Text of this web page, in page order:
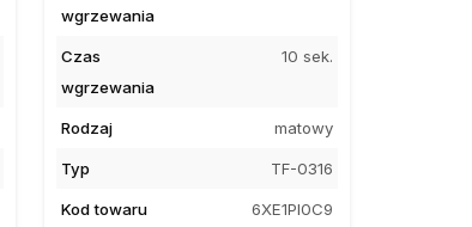
wgrzewania
Czas
wgrzewania
10 sek.
Rodzaj matowy
Typ TF-0316
Kod towaru 6XE1PI0C9